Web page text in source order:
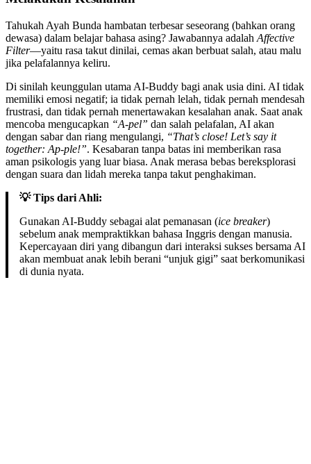
Tahukah Ayah Bunda hambatan terbesar seseorang (bahkan orang
dewasa) dalam belajar bahasa asing? Jawabannya adalah Affective
Filter—yaitu rasa takut dinilai, cemas akan berbuat salah, atau malu
jika pelafalannya keliru.
Di sinilah keunggulan utama AI-Buddy bagi anak usia dini. AI tidak
memiliki emosi negatif; ia tidak pernah lelah, tidak pernah mendesah
frustrasi, dan tidak pernah menertawakan kesalahan anak. Saat anak
mencoba mengucapkan “A-pel” dan salah pelafalan, AI akan
dengan sabar dan riang mengulangi, “That’s close! Let’s say it
together: Ap-ple!”. Kesabaran tanpa batas ini memberikan rasa
aman psikologis yang luar biasa. Anak merasa bebas bereksplorasi
dengan suara dan lidah mereka tanpa takut penghakiman.
💡 Tips dari Ahli:
Gunakan AI-Buddy sebagai alat pemanasan (ice breaker)
sebelum anak mempraktikkan bahasa Inggris dengan manusia.
Kepercayaan diri yang dibangun dari interaksi sukses bersama AI
akan membuat anak lebih berani “unjuk gigi” saat berkomunikasi
di dunia nyata.